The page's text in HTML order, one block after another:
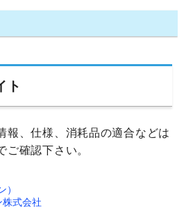
ト
報、仕様、消耗品の適合などは
ご確認下さい。
）
株式会社